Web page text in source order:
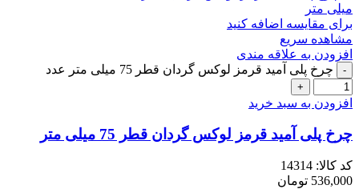
برای مقایسه اضافه کنید
مشاهده سریع
افزودن به علاقه مندی
چرخ پلی آمید قرمز لوکس گردان قطر 75 میلی متر عدد
افزودن به سبد خرید
چرخ پلی آمید قرمز لوکس گردان قطر 75 میلی متر
کد کالا: 14314
536,000 تومان